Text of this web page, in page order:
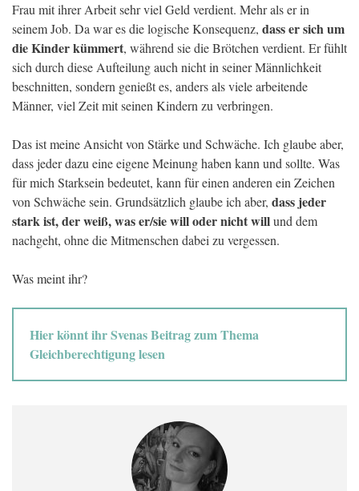
Frau mit ihrer Arbeit sehr viel Geld verdient. Mehr als er in
seinem Job. Da war es die logische Konsequenz, dass er sich um
die Kinder kümmert, während sie die Brötchen verdient. Er fühlt
sich durch diese Aufteilung auch nicht in seiner Männlichkeit
beschnitten, sondern genießt es, anders als viele arbeitende
Männer, viel Zeit mit seinen Kindern zu verbringen.
Das ist meine Ansicht von Stärke und Schwäche. Ich glaube aber,
dass jeder dazu eine eigene Meinung haben kann und sollte. Was
für mich Starksein bedeutet, kann für einen anderen ein Zeichen
von Schwäche sein. Grundsätzlich glaube ich aber, dass jeder
stark ist, der weiß, was er/sie will oder nicht willund dem
nachgeht, ohne die Mitmenschen dabei zu vergessen.
Was meint ihr?
Hier könnt ihr Svenas Beitrag zum Thema
Gleichberechtigung lesen